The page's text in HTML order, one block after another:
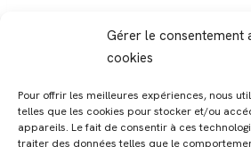
Gérer le consentement
cookies
Pour offrir les meilleures expériences, nous
telles que les cookies pour stocker et/ou
appareils. Le fait de consentir à ces
traiter des données telles que le
MAGALI PRESTATIONS YOGA